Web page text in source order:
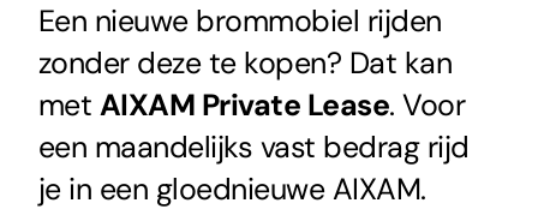
Een nieuwe brommobiel rijden
zonder deze te kopen? Dat kan
met AIXAM Private Lease. Voor
een maandelijks vast bedrag rijd
je in een gloednieuwe AIXAM.